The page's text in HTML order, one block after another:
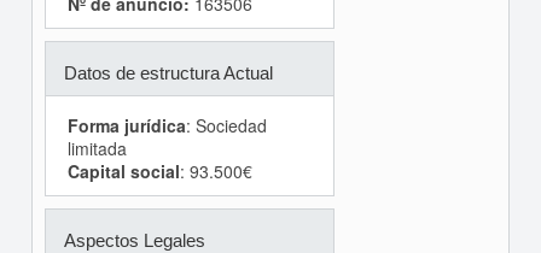
Datos de estructura Actual
Forma jurídica: Sociedad
limitada
Capital social: 93.500€
Aspectos Legales